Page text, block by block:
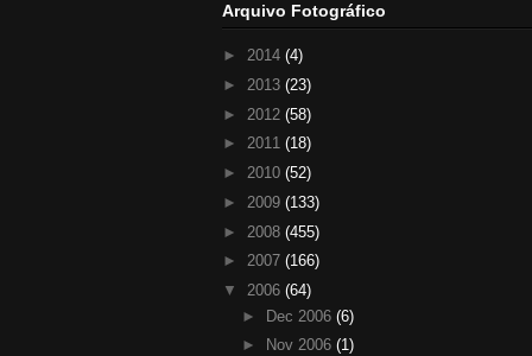
Arquivo Fotográfico
► 2014 (4)
► 2013 (23)
► 2012 (58)
► 2011 (18)
► 2010 (52)
► 2009 (133)
► 2008 (455)
► 2007 (166)
▼ 2006 (64)
► Dec 2006 (6)
►
Nov 2006 (1)